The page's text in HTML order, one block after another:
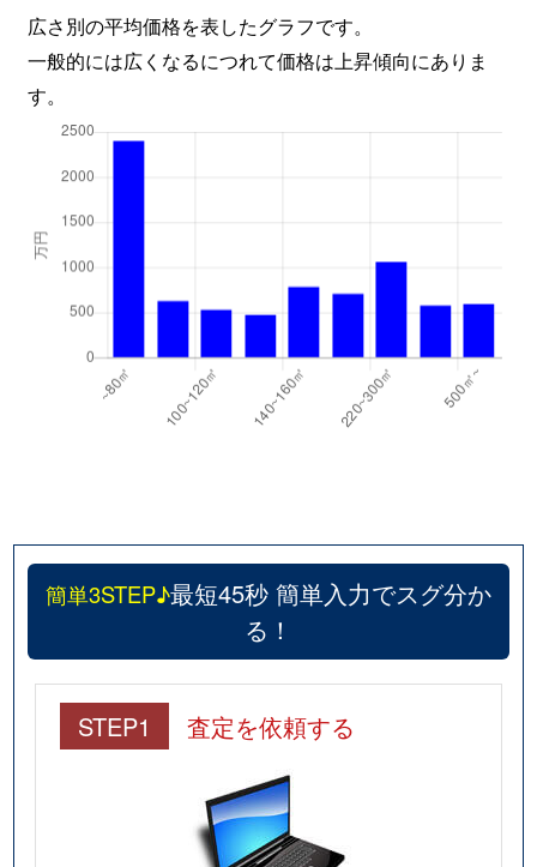
広さ別の平均価格を表したグラフです。
一般的には広くなるにつれて価格は上昇傾向にありま
す。
簡単3STEP♪最短45秒 簡単入力でスグ分か
る！
STEP1 査定を依頼する